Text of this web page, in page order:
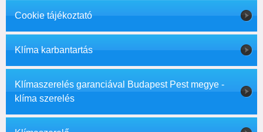
Cookie tájékoztató
Klíma karbantartás
Klímaszerelés garanciával Budapest Pest megye -
klíma szerelés